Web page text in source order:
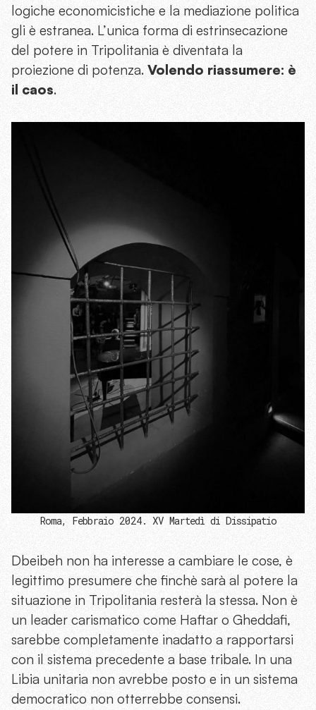
logiche economicistiche e la mediazione politica
gli è estranea. L’unica forma di estrinsecazione
del potere in Tripolitania è diventata la
proiezione di potenza. Volendo riassumere: è
il caos.
Roma, Febbraio 2024. XV Martedì di Dissipatio
Dbeibeh non ha interesse a cambiare le cose, è
legittimo presumere che finchè sarà al potere la
situazione in Tripolitania resterà la stessa. Non è
un leader carismatico come Haftar o Gheddafi,
sarebbe completamente inadatto a rapportarsi
con il sistema precedente a base tribale. In una
Libia unitaria non avrebbe posto e in un sistema
democratico non otterrebbe consensi.